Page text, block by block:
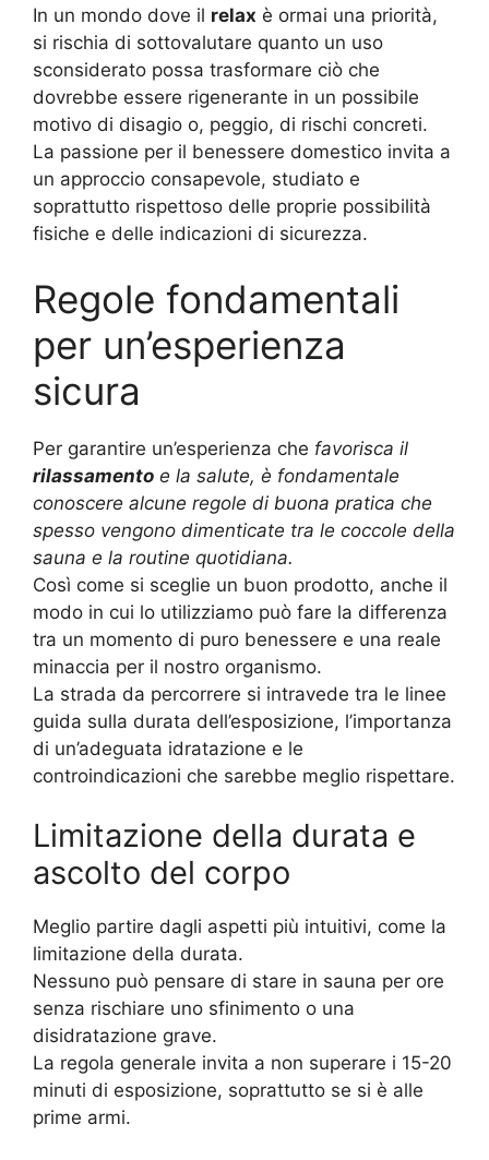
In un mondo dove il relax è ormai una priorità,
si rischia di sottovalutare quanto un uso
sconsiderato possa trasformare ciò che
dovrebbe essere rigenerante in un possibile
motivo di disagio o, peggio, di rischi concreti.
La passione per il benessere domestico invita a
un approccio consapevole, studiato e
soprattutto rispettoso delle proprie possibilità
fisiche e delle indicazioni di sicurezza.
Regole fondamentali
per un’esperienza
sicura
Per garantire un’esperienza che favorisca il
rilassamento e la salute, è fondamentale
conoscere alcune regole di buona pratica che
spesso vengono dimenticate tra le coccole della
sauna e la routine quotidiana.
Così come si sceglie un buon prodotto, anche il
modo in cui lo utilizziamo può fare la differenza
tra un momento di puro benessere e una reale
minaccia per il nostro organismo.
La strada da percorrere si intravede tra le linee
guida sulla durata dell’esposizione, l’importanza
di un’adeguata idratazione e le
controindicazioni che sarebbe meglio rispettare.
Limitazione della durata e
ascolto del corpo
Meglio partire dagli aspetti più intuitivi, come la
limitazione della durata.
Nessuno può pensare di stare in sauna per ore
senza rischiare uno sfinimento o una
disidratazione grave.
La regola generale invita a non superare i 15-20
minuti di esposizione, soprattutto se si è alle
prime armi.